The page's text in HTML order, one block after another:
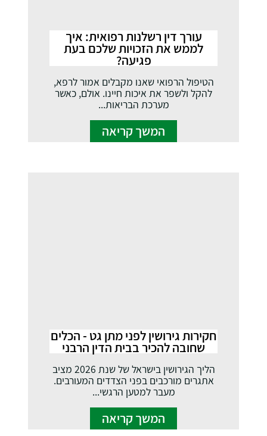
עורך דין רשלנות רפואית: איך
לממש את הזכויות שלכם בעת
פגיעה?
הטיפול הרפואי שאנו מקבלים אמור לרפא,
להקל ולשפר את איכות חיינו. אולם, כאשר
מערכת הבריאות...
המשך קריאה
חקירות גירושין לפני מתן גט - הכלים
שחובה להכיר בבית הדין הרבני
הליך הגירושין בישראל של שנת 2026 מציב
אתגרים מורכבים בפני הצדדים המעורבים.
מעבר למטען הרגשי...
המשך קריאה